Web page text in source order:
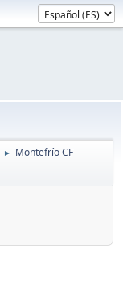
► Montefrío CF